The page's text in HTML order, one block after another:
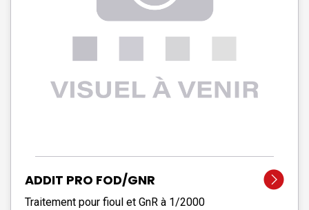
ADDIT PRO FOD/GNR
Traitement pour fioul et GnR à 1/2000